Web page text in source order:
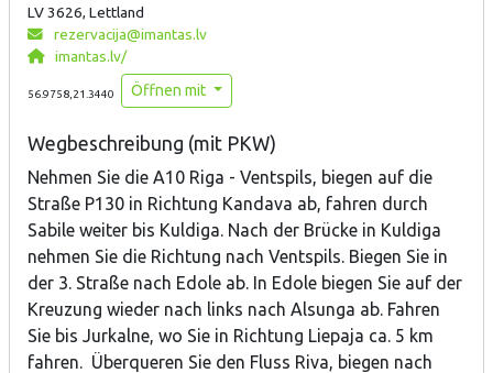
LV 3626, Lettland
rezervacija@imantas.lv
imantas.lv/
56.9758,21.3440 Öffnen mit
Wegbeschreibung (mit PKW)
Nehmen Sie die A10 Riga - Ventspils, biegen auf die
Straße P130 in Richtung Kandava ab, fahren durch
Sabile weiter bis Kuldiga. Nach der Brücke in Kuldiga
nehmen Sie die Richtung nach Ventspils. Biegen Sie in
der 3. Straße nach Edole ab. In Edole biegen Sie auf der
Kreuzung wieder nach links nach Alsunga ab. Fahren
Sie bis Jurkalne, wo Sie in Richtung Liepaja ca. 5 km
fahren. Überqueren Sie den Fluss Riva, biegen nach